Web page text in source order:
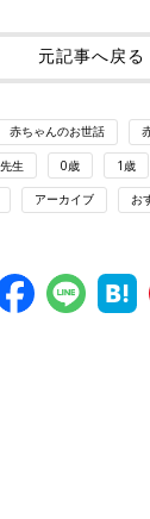
元記事へ戻る
赤ちゃんのお世話
生 0歳 1歳
アーカイブ お